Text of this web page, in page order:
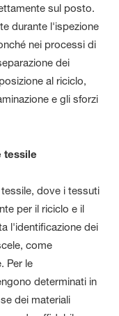
sul posto.
durante l'ispezione
nei processi di
dei
al riciclo,
e gli sforzi
tessile
dove i tessuti
per il riciclo e il
l'identificazione dei
come
Per le
determinati in
dei materiali